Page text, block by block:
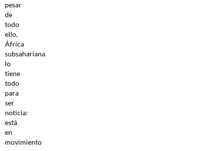
pesar
de
todo
ello,
África
subsahariana
lo
tiene
todo
para
ser
noticia:
está
en
movimiento